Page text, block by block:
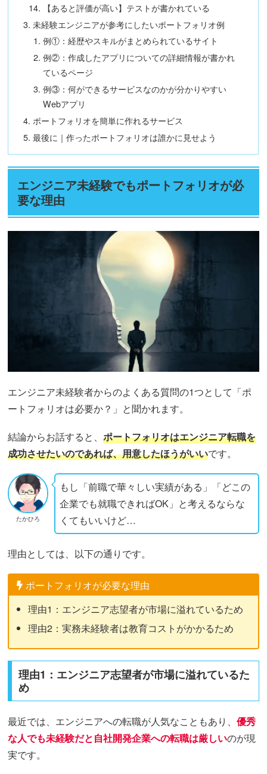
【あると評価が高い】テストが書かれている
未経験エンジニアが参考にしたいポートフォリオ例
例①：経歴やスキルがまとめられているサイト
例②：作成したアプリについての詳細情報が書かれ
ているページ
例③：何ができるサービスなのかが分かりやすい
Webアプリ
ポートフォリオを簡単に作れるサービス
最後に｜作ったポートフォリオは誰かに見せよう
エンジニア未経験でもポートフォリオが必
要な理由
エンジニア未経験者からのよくある質問の1つとして「ポ
ートフォリオは必要か？」と聞かれます。
結論からお話すると、ポートフォリオはエンジニア転職を
成功させたいのであれば、用意したほうがいいです。
たかひろ
もし「前職で華々しい実績がある」「どこの
企業でも就職できればOK」と考えるならな
くてもいいけど…
理由としては、以下の通りです。
ポートフォリオが必要な理由
理由1：エンジニア志望者が市場に溢れているため
理由2：実務未経験者は教育コストがかかるため
理由1：エンジニア志望者が市場に溢れているた
め
最近では、エンジニアへの転職が人気なこともあり、優秀
な人でも未経験だと自社開発企業への転職は厳しいのが現
実です。